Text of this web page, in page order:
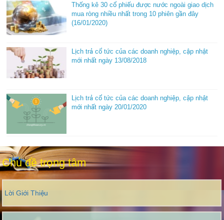
Thống kê 30 cổ phiếu được nước ngoài giao dịch
mua ròng nhiều nhất trong 10 phiên gần đây
(16/01/2020)
Lịch trả cổ tức của các doanh nghiệp, cập nhật
mới nhất ngày 13/08/2018
Lịch trả cổ tức của các doanh nghiệp, cập nhật
mới nhất ngày 20/01/2020
Chủ đề trọng tâm
Lời Giới Thiệu